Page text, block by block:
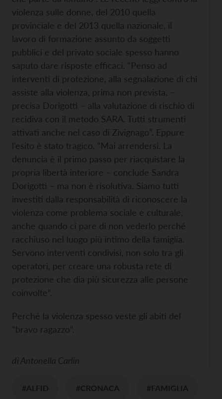
violenza sulle donne, del 2010 quella
provinciale e del 2013 quella nazionale, il
lavoro di formazione assunto da soggetti
pubblici e del privato sociale spesso hanno
saputo dare risposte efficaci. “Penso ad
interventi di protezione, alla segnalazione di chi
assiste alla violenza, prima non prevista, –
precisa Dorigotti – alla valutazione di rischio di
recidiva con il metodo SARA. Tutti strumenti
attivati anche nel caso di Zivignago”. Eppure
l’esito è stato tragico. “Mai arrendersi. La
denuncia è il primo passo per riacquistare la
propria libertà interiore – conclude Sandra
Dorigotti – ma non è risolutiva. Siamo tutti
investiti dalla responsabilità di riconoscere la
violenza come problema sociale e culturale,
anche quando ci pare di non vederlo perché
racchiuso nel luogo più intimo della famiglia.
Servono interventi condivisi, non solo tra gli
operatori, per creare una robusta rete di
protezione che dia più sicurezza alle persone
coinvolte”.
Perché la violenza spesso veste gli abiti del
“bravo ragazzo”.
diAntonella Carlin
#ALFID #CRONACA #FAMIGLIA